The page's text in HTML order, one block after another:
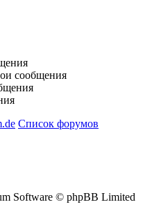
сообщения
Список форумов
Software © phpBB Limited